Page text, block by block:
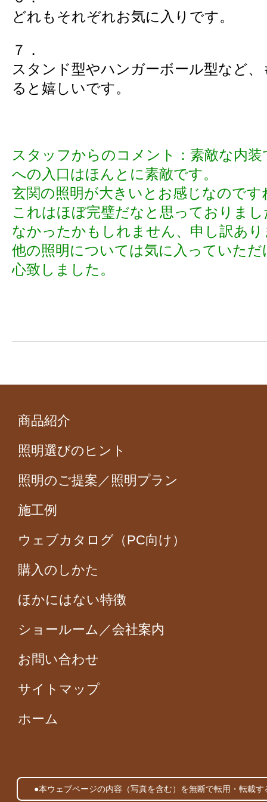
どれもそれぞれお気に入りです。
７．
スタンド型やハンガーボール型など
ると嬉しいです。
スタッフからのコメント：素敵な内
への入口はほんとに素敵です。
玄関の照明が大きいとお感じなのです
これはほぼ完璧だなと思っておりま
なかったかもしれません、申し訳あ
他の照明については気に入っていた
心致しました。
商品紹介
照明選びのヒント
照明のご提案／照明プラン
施工例
ウェブカタログ（PC向け）
購入のしかた
ほかにはない特徴
ショールーム／会社案内
お問い合わせ
サイトマップ
ホーム
●本ウェブページの内容（写真を含む）を無断で転用・転載